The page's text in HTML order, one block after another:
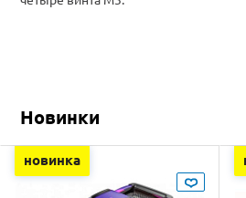
Новинки
новинка